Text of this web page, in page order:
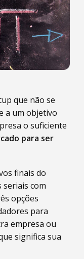
que não se
a um objetivo
o suficiente
para ser
finais do
com
opções
para
empresa ou
significa sua